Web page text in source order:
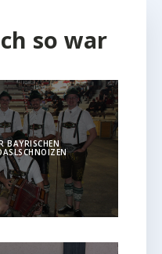
so war
BAYRISCHEN